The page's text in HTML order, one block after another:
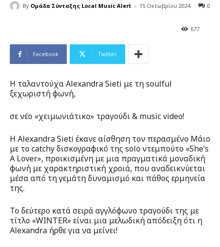
By Ομάδα Σύνταξης Local Music Alert - 15 Οκτωβρίου 2024 0
677
Facebook Twitter
Η ταλαντούχα Alexandra Sieti με τη soulful
ξεχωριστή φωνή,
σε νέο «χειμωνιάτικο» τραγούδι & music video!
Η Alexandra Sieti έκανε αίσθηση τον περασμένο Μάιο
με το catchy δισκογραφικό της solo ντεμπούτο «She’s
A Lover», προικισμένη με μια πραγματικά μοναδική
φωνή με χαρακτηριστική χροιά, που αναδεικνύεται
μέσα από τη γεμάτη δυναμισμό και πάθος ερμηνεία
της.
Το δεύτερο κατά σειρά αγγλόφωνο τραγούδι της με
τίτλο «WINTER» είναι μια μελωδική απόδειξη ότι η
Alexandra ήρθε για να μείνει!